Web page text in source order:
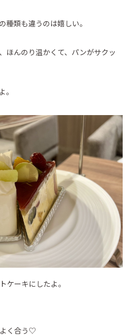
種類も違うのは嬉しい。
ほんのり温かくて、パンがサクッ
。
ケーキにしたよ。
く合う♡